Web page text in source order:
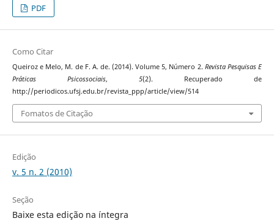
PDF
Como Citar
Queiroz e Melo, M. de F. A. de. (2014). Volume 5, Número 2. Revista Pesquisas E
Práticas Psicossociais, 5(2). Recuperado de
http://periodicos.ufsj.edu.br/revista_ppp/article/view/514
Fomatos de Citação
Edição
v. 5 n. 2 (2010)
Seção
Baixe esta edição na íntegra